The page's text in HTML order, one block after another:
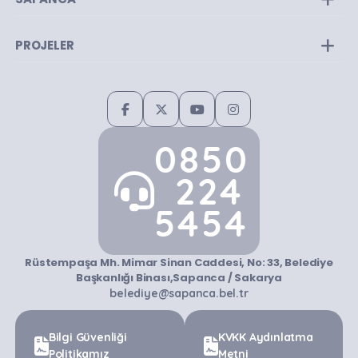
PROJELER
0850
224
5454
Rüstempaşa Mh. Mimar Sinan Caddesi, No: 33, Belediye
Başkanlığı Binası,Sapanca / Sakarya
belediye@sapanca.bel.tr
Bilgi Güvenliği
Politikamız
KVKK Aydınlatma
Metni